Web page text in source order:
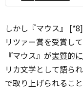
しかし『マウス』
リツァー賞を受賞し
『マウス』が実質的に
リカ文学として語ら
で取り上げられるこ